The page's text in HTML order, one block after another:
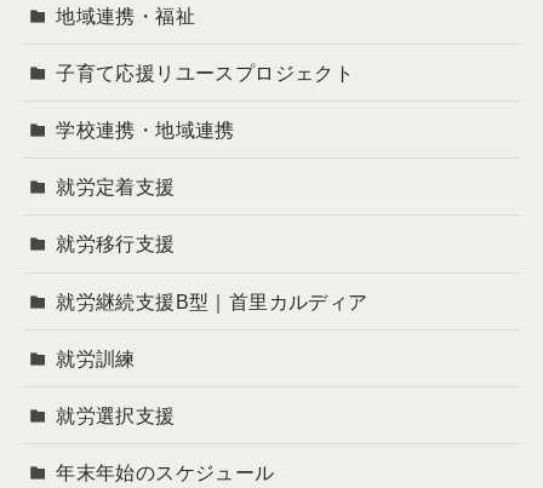
地域連携・福祉
子育て応援リユースプロジェクト
学校連携・地域連携
就労定着支援
就労移行支援
就労継続支援B型｜首里カルディア
就労訓練
就労選択支援
年末年始のスケジュール